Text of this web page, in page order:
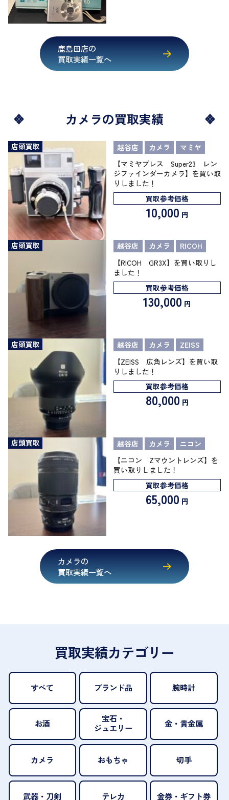
鹿島田店の
買取実績一覧へ
カメラの買取実績
店頭買取 越谷店 カメラ
マミヤ
【マミヤプレス Super23 レン
ジファインダーカメラ】を買い取
りしました！
買取参考価格
10,000 円
店頭買取 越谷店 カメラ
RICOH
【RICOH GR3X】を買い取りし
ました！
買取参考価格
130,000 円
店頭買取 越谷店 カメラ
ZEISS
【ZEISS 広角レンズ】を買い取
りしました！
買取参考価格
80,000 円
店頭買取 越谷店 カメラ
ニコン
【ニコン Zマウントレンズ】を
買い取りしました！
買取参考価格
65,000 円
カメラの
買取実績一覧へ
買取実績カテゴリー
すべて ブランド品 腕時計
お酒
宝石・
ジュエリー
金・貴金属
カメラ おもちゃ 切手
武器・刀剣 テレカ 金券・ギフト券